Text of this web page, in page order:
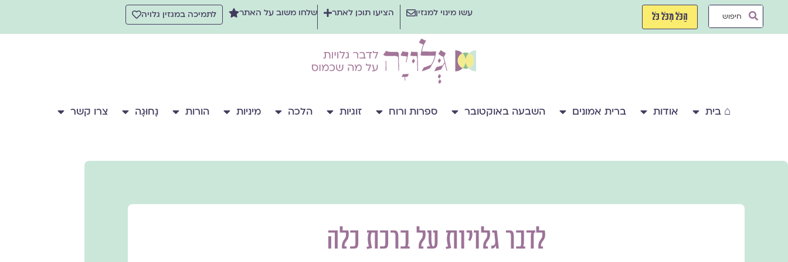
Search
הַכֹּל מִכֹּל כֹּל עשו מינוי למגזין הציעו תוכן לאתר שלחו משוב על האתר לתמיכה במגזין גלויה
⌂ בית אודות ברית אמונים השבעה באוקטובר ספרות ורוח זוגיות הלכה מיניות הורות נָחוּגָה צרו קשר
לדבר גלויות על ברכת כלה